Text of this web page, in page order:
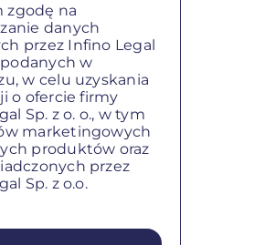
zgodę na
danych
przez Infino Legal
podanych w
w celu uzyskania
o ofercie firmy
Sp. z o. o., w tym
marketingowych
produktów oraz
przez
Sp. z o.o.